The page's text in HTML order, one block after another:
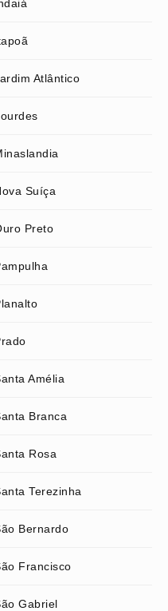
Atlântico
Suíça
Preto
Amélia
Branca
Rosa
Terezinha
Bernardo
Francisco
Gabriel